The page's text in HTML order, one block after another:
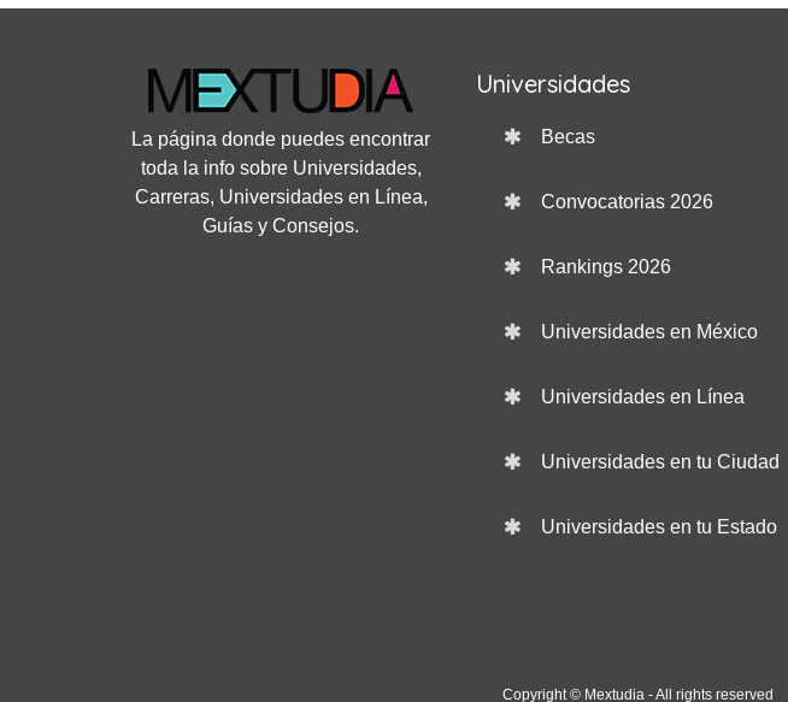
La página donde puedes encontrar
toda la info sobre Universidades,
Carreras, Universidades en Línea,
Guías y Consejos.
Universidades
Becas
Convocatorias 2026
Rankings 2026
Universidades en México
Universidades en Línea
Universidades en tu Ciudad
Universidades en tu Estado
Copyright © Mextudia - All rights reserved